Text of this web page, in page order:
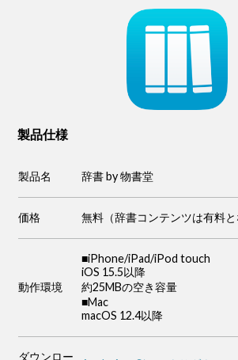
製品仕様
製品名 辞書 by 物書堂
価格 無料（辞書コンテンツは有料と
動作環境
■iPhone/iPad/iPod touch
iOS 15.5以降
約25MBの空き容量
■Mac
macOS 12.4以降
ダウンロー